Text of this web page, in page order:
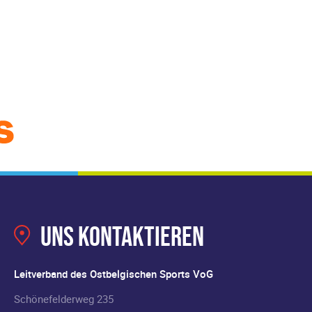
Uns kontaktieren
Leitverband des Ostbelgischen Sports VoG
Schönefelderweg 235